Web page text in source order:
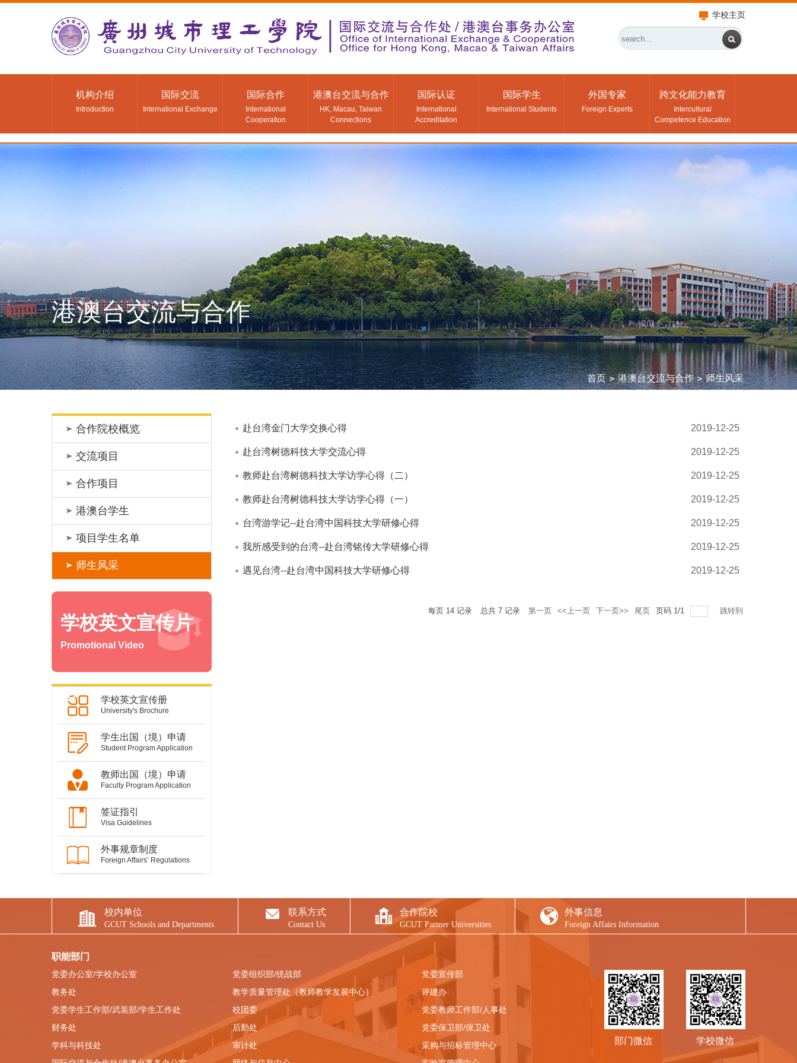
学校主页
机构介绍
Introduction
国际交流
International Exchange
国际合作
International
Cooperation
港澳台交流与合作
HK, Macau, Taiwan
Connections
国际认证
International
Accreditation
国际学生
International Students
外国专家
Foreign Experts
跨文化能力教育
Intercultural
Competence Education
港澳台交流与合作
合作院校概览
交流项目
合作项目
港澳台学生
项目学生名单
师生风采
学校英文宣传片
Promotional Video
学校英文宣传册
University's Brochure
学生出国（境）申请
Student Program Application
教师出国（境）申请
Faculty Program Application
签证指引
Visa Guidelines
外事规章制度
Foreign Affairs’ Regulations
首页 港澳台交流与合作 师生风采
赴台湾金门大学交换心得 2019-12-25
赴台湾树德科技大学交流心得 2019-12-25
教师赴台湾树德科技大学访学心得（二） 2019-12-25
教师赴台湾树德科技大学访学心得（一） 2019-12-25
台湾游学记--赴台湾中国科技大学研修心得 2019-12-25
我所感受到的台湾--赴台湾铭传大学研修心得 2019-12-25
遇见台湾--赴台湾中国科技大学研修心得 2019-12-25
每页 14 记录 总共 7 记录 第一页 <<上一页 下一页>> 尾页 页码 1/1 跳转到
校内单位
GCUT Schools and Departments
联系方式
Contact Us
合作院校
GCUT Partner Universities
外事信息
Foreign Affairs Information
职能部门
党委办公室/学校办公室 党委组织部/统战部
党委宣传部
教务处
教学质量管理处（教师教学发展中心）
评建办
党委学生工作部/武装部/学生工作处
校团委
党委教师工作部/人事处
财务处
后勤处
党委保卫部/保卫处
学科与科技处
审计处
采购与招标管理中心
部门微信 学校微信